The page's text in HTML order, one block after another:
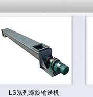
LS系列螺旋输送机